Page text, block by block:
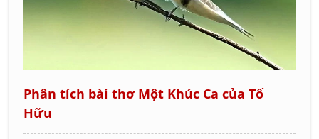
Phân tích bài thơ Một Khúc Ca của Tố
Hữu